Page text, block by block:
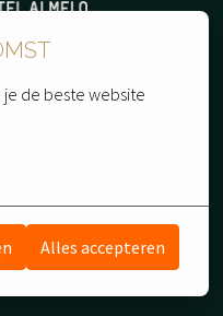
de beste website
Alles accepteren